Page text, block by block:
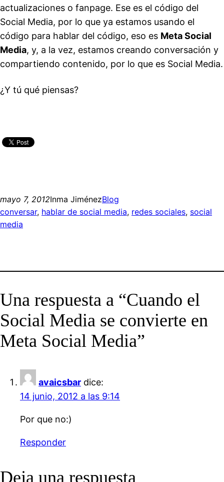
actualizaciones o fanpage. Ese es el código del
Social Media, por lo que ya estamos usando el
código para hablar del código, eso es Meta Social
Media, y, a la vez, estamos creando conversación y
compartiendo contenido, por lo que es Social Media.
¿Y tú qué piensas?
mayo 7, 2012Inma JiménezBlog
conversar, hablar de social media, redes sociales, social
media
Una respuesta a “Cuando el
Social Media se convierte en
Meta Social Media”
avaicsbar dice:
14 junio, 2012 a las 9:14
Por que no:)
Responder
Deja una respuesta